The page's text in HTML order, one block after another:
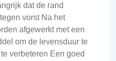
dat de rand
vorst Na het
afgewerkt met een
om de levensduur te
verbeteren Een goed